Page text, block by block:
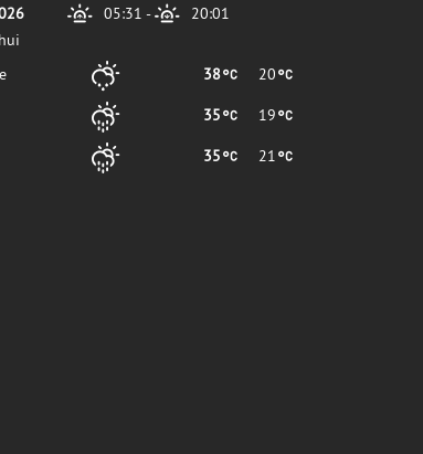
05:31 - 20:01
20
38
19
35
21
35